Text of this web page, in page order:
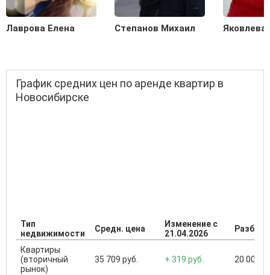
Лаврова Елена Степанов Михаил Яковлева
График средних цен по аренде квартир в
Новосибирске
Тип
недвижимости
Средн. цена
Изменение с
21.04.2026
Квартиры
(вторичный
рынок)
35 709 руб. + 319 руб. 20 000